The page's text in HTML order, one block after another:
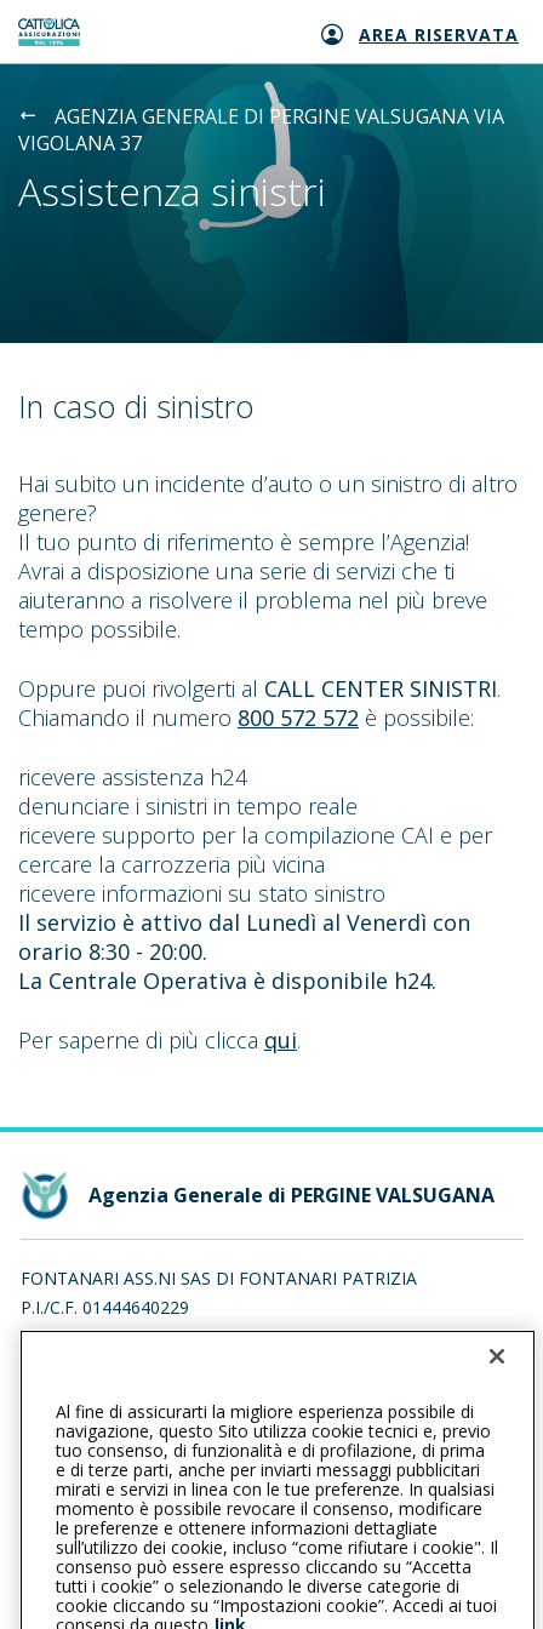
Generali logo AREA RISERVATA
AGENZIA GENERALE DI PERGINE VALSUGANA VIA
VIGOLANA 37
Assistenza sinistri
In caso di sinistro
Hai subito un incidente d’auto o un sinistro di altro
genere?
Il tuo punto di riferimento è sempre l’Agenzia!
Avrai a disposizione una serie di servizi che ti
aiuteranno a risolvere il problema nel più breve
tempo possibile.
Oppure puoi rivolgerti al CALL CENTER SINISTRI.
Chiamando il numero 800 572 572 è possibile:
ricevere assistenza h24
denunciare i sinistri in tempo reale
ricevere supporto per la compilazione CAI e per
cercare la carrozzeria più vicina
ricevere informazioni su stato sinistro
Il servizio è attivo dal Lunedì al Venerdì con
orario 8:30 - 20:00.
La Centrale Operativa è disponibile h24.
Per saperne di più clicca qui.
Agenzia Generale di PERGINE VALSUGANA
FONTANARI ASS.NI SAS DI FONTANARI PATRIZIA
P.I./C.F. 01444640229
VIA VIGOLANA 37, 38057 PERGINE VALSUGANA (TN)
0461534490 0461534490
perginevalsugana@cattolica.it
fontanariassicurazionisas@pec.it
L’intermediario è soggetto al controllo dell’IVASS. Consulta il
Registro RUI al seguentelink
Al fine di assicurarti la migliore esperienza possibile di
navigazione, questo Sito utilizza cookie tecnici e, previo
tuo consenso, di funzionalità e di profilazione, di prima
e di terze parti, anche per inviarti messaggi pubblicitari
mirati e servizi in linea con le tue preferenze. In qualsiasi
momento è possibile revocare il consenso, modificare
le preferenze e ottenere informazioni dettagliate
sull’utilizzo dei cookie, incluso “come rifiutare i cookie". Il
consenso può essere espresso cliccando su “Accetta
tutti i cookie” o selezionando le diverse categorie di
cookie cliccando su “Impostazioni cookie”. Accedi ai tuoi